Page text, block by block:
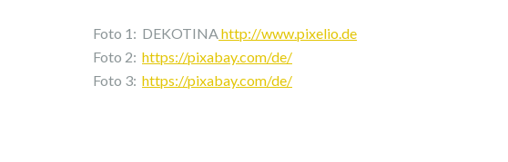
Foto 1: DEKOTINA http://www.pixelio.de
Foto 2: https://pixabay.com/de/
Foto 3: https://pixabay.com/de/